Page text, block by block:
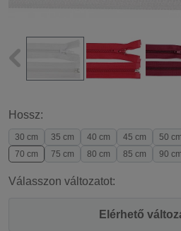
Hossz:
30 cm 35 cm 40 cm 45 cm 50 cm
70 cm
75 cm 80 cm 85 cm 90 cm
Válasszon változatot:
Elérhető